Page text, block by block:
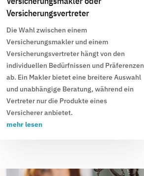
Versicherungsvertreter
Die Wahl zwischen einem
Versicherungsmakler und einem
Versicherungsvertreter hängt von den
individuellen Bedürfnissen und Präferenzen
ab. Ein Makler bietet eine breitere Auswahl
und unabhängige Beratung, während ein
Vertreter nur die Produkte eines
Versicherer anbietet.
mehr lesen